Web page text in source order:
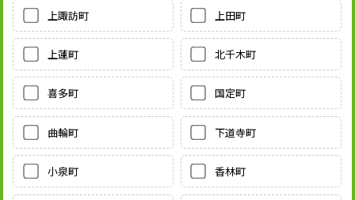
上諏訪町 上田町
上蓮町 北千木町
喜多町 国定町
曲輪町 下道寺町
小泉町 香林町